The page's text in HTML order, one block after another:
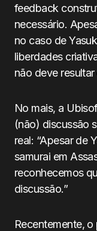
feedback
necessário.
no caso de
liberdades
não deve
No mais, a
(não) discussão
real: “Apesar de
samurai em
reconhecemos
discussão.”
Recentemente,